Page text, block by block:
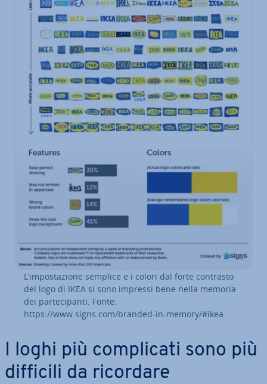
L’im­po­sta­zio­ne semplice e i colori dal forte contrasto
del logo di IKEA si sono impressi bene nella memoria
dei par­te­ci­pan­ti. Fonte:
https://www.signs.com/branded-in-memory/#ikea
I loghi più com­pli­ca­ti sono più
difficili da ricordare